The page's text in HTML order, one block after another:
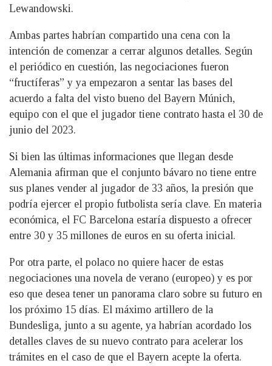
Lewandowski.
Ambas partes habrían compartido una cena con la
intención de comenzar a cerrar algunos detalles. Según
el periódico en cuestión, las negociaciones fueron
“fructíferas” y ya empezaron a sentar las bases del
acuerdo a falta del visto bueno del Bayern Múnich,
equipo con el que el jugador tiene contrato hasta el 30 de
junio del 2023.
Si bien las últimas informaciones que llegan desde
Alemania afirman que el conjunto bávaro no tiene entre
sus planes vender al jugador de 33 años, la presión que
podría ejercer el propio futbolista sería clave. En materia
económica, el FC Barcelona estaría dispuesto a ofrecer
entre 30 y 35 millones de euros en su oferta inicial.
Por otra parte, el polaco no quiere hacer de estas
negociaciones una novela de verano (europeo) y es por
eso que desea tener un panorama claro sobre su futuro en
los próximo 15 días. El máximo artillero de la
Bundesliga, junto a su agente, ya habrían acordado los
detalles claves de su nuevo contrato para acelerar los
trámites en el caso de que el Bayern acepte la oferta.